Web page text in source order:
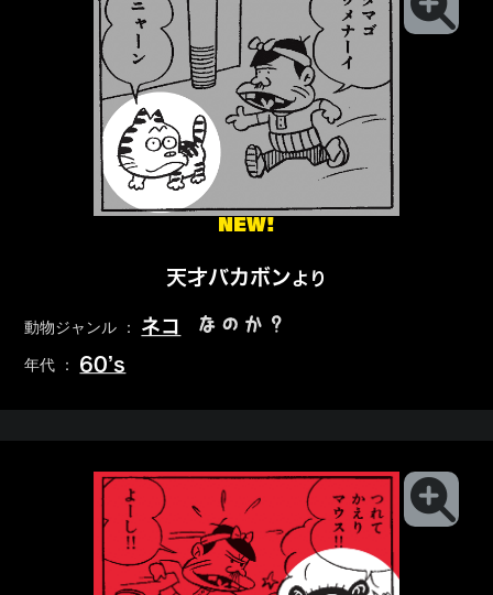
NEW!
天才バカボンより
動物ジャンル ： ネコ なのか？
年代 ： 60’s